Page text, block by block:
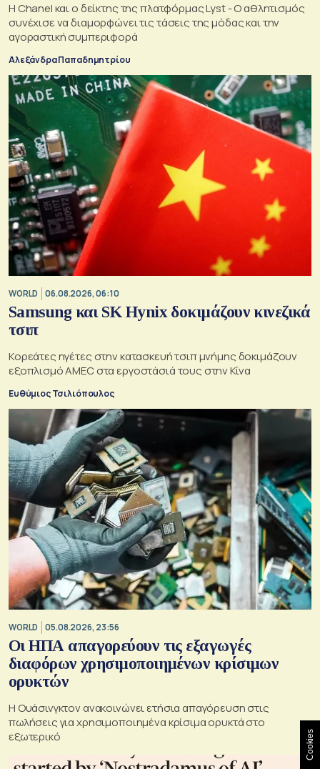
Η Chanel και ο δείκτης της πλατφόρμας Lyst - Ο αθλητισμός
συνέχισε να διαμορφώνει τις τάσεις της μόδας και την
αγοραστική συμπεριφορά
Αλεξάνδρα Παπαδημητρίου
WORLD 06.08.2026, 06:10
Samsung και SK Hynix δοκιμάζουν κινεζικά
τσιπ
Κορεάτες ηγέτες στην κατασκευή τσιπ μνήμης δοκιμάζουν
εξοπλισμό AMEC στα εργοστάσιά τους στην Κίνα
Ευθύμιος Τσιλιόπουλος
WORLD 05.08.2026, 23:56
Οι ΗΠΑ απαγορεύουν τις εξαγωγές
διαφόρων χρησιμοποιημένων κρίσιμων
ορυκτών
Η Ουάσινγκτον ανακοινώνει ετήσια απαγόρευση στις
πωλήσεις για χρησιμοποιημένα κρίσιμα ορυκτά στο
εξωτερικό
Cookies